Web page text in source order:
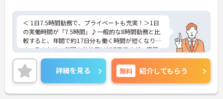
＜ 1日7.5時間勤務で、プライベートも充実！＞1日
の実働時間が「7.5時間」♪一般的な8時間勤務と比
較すると、年間で約17日分も働く時間が短くなりま
す。そのため、年間の公休日は107日ですが、実質
的には「年間休日124日相当」のゆとりがある計算
になります。残業も月0～10時間程度と少なめなの
で、仕事終わりの時間や休日をしっかりと自分のた
めに使うことができます。
＜成長できる環境＞人材育成に力を入れています。
詳細を見る 無料 紹介してもらう